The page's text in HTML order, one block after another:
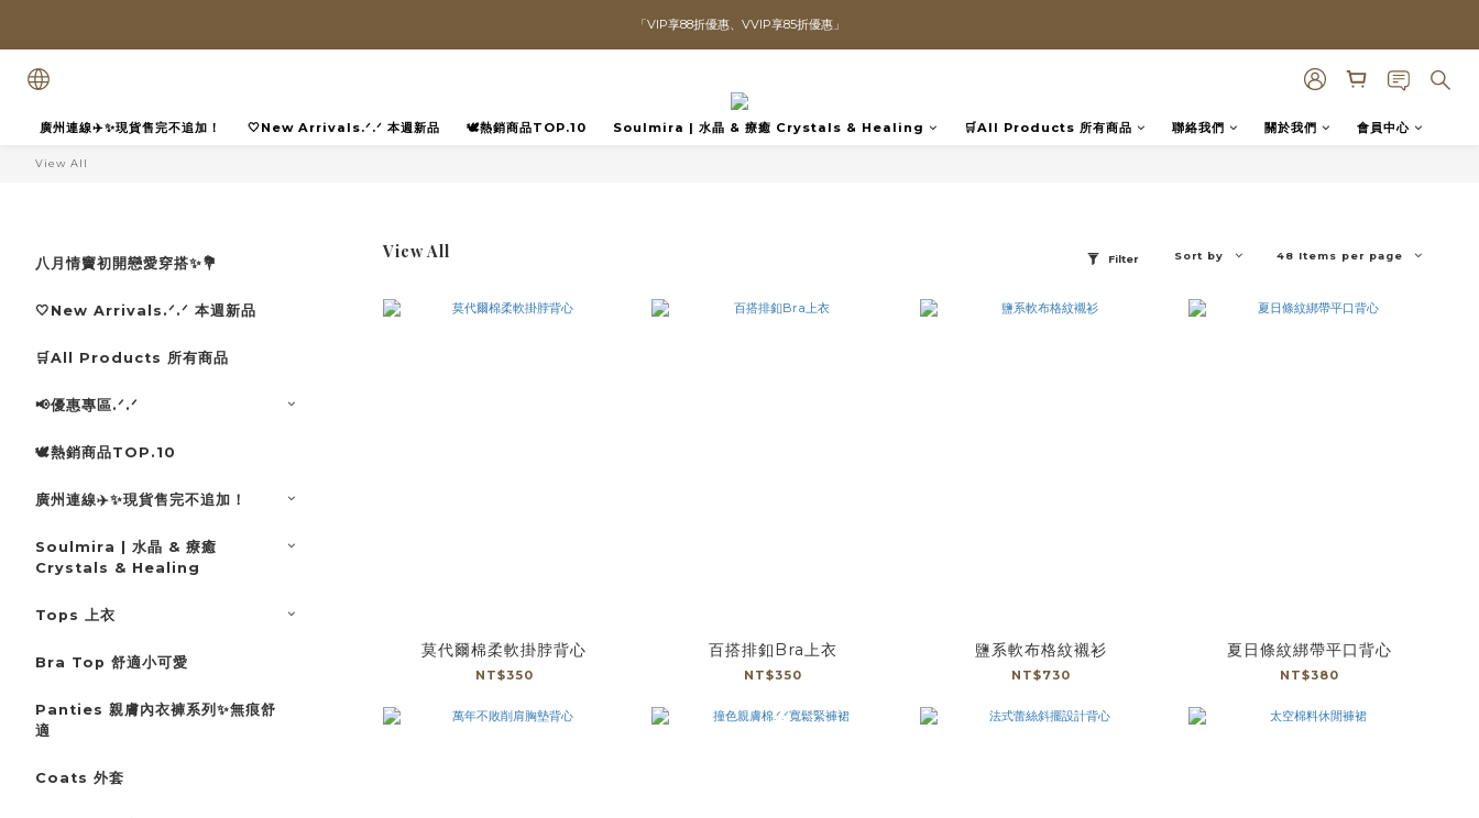
直播喊單享更優惠價格！！
「VIP享88折優惠、VVIP享85折優惠」
直播喊單享更優惠價格！！
廣州連線✈️✨現貨售完不追加！ 🤍New Arrivals.ᐟ.ᐟ 本週新品 🕊️熱銷商品TOP.10 Soulmira | 水晶 & 療癒 Crystals & Healing 🛒All Products 所有商品 聯絡我們 關於我們 會員中心
View All
八月情竇初開戀愛穿搭✨💐
🤍New Arrivals.ᐟ.ᐟ 本週新品
🛒All Products 所有商品
📢優惠專區.ᐟ.ᐟ
🕊️熱銷商品TOP.10
廣州連線✈️✨現貨售完不追加！
Soulmira | 水晶 & 療癒
Crystals & Healing
Tops 上衣
Bra Top 舒適小可愛
Panties 親膚內衣褲系列✨無痕舒
適
Coats 外套
View All Filter Sort by 48 Items per page
莫代爾棉柔軟掛脖背心
NT$350
百搭排釦Bra上衣
NT$350
鹽系軟布格紋襯衫
NT$730
夏日條紋綁帶平口背心
NT$380